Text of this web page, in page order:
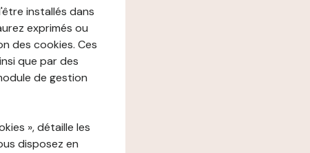
installés dans
exprimés ou
des cookies. Ces
que par des
de gestion
», détaille les
disposez en